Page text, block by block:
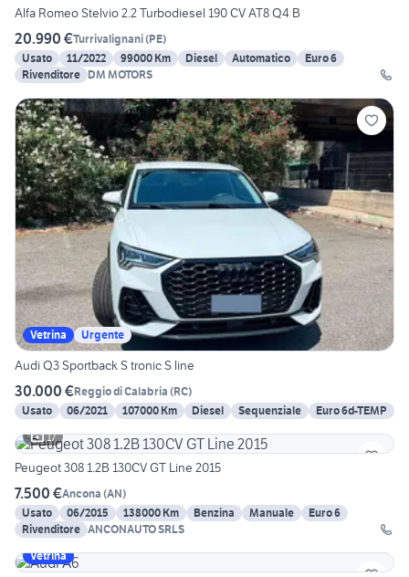
Alfa Romeo Stelvio 2.2 Turbodiesel 190 CV AT8 Q4 B
20.990 €Turrivalignani(PE)
Usato
11/2022 99000 Km Diesel Automatico
Euro 6
Rivenditore DM MOTORS
Vetrina Urgente
Audi Q3 Sportback S tronic S line
30.000 €Reggio di Calabria (RC)
Usato
06/2021 107000 Km Diesel Sequenziale
Euro 6d-TEMP
17
Peugeot 308 1.2B 130CV GT Line 2015
7.500 €Ancona (AN)
Usato
06/2015 138000 Km Benzina Manuale
Euro 6
Rivenditore ANCONAUTO SRLS
Vetrina